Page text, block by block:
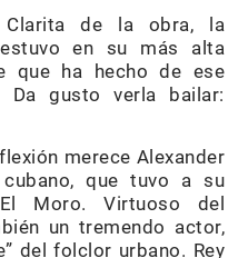
Clarita de la obra, la
en su más alta
que ha hecho de ese
gusto verla bailar:
merece Alexander
que tuvo a su
Moro. Virtuoso del
un tremendo actor,
del folclor urbano. Rey